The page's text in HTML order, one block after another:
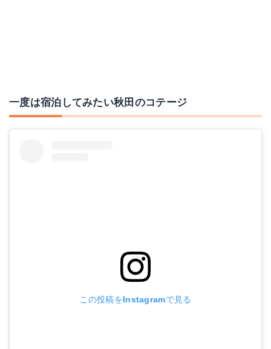
一度は宿泊してみたい秋田のコテージ
この投稿をInstagramで見る